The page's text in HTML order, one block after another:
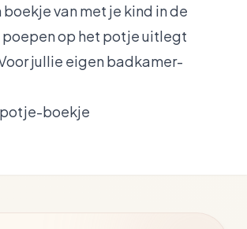
boekje van met je kind in de
op het potje uitlegt
jullie eigen badkamer-
potje-boekje